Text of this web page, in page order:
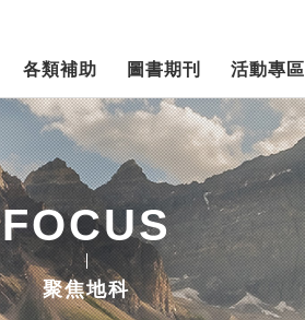
各類補助 圖書期刊 活動專區
FOCUS
聚焦地科